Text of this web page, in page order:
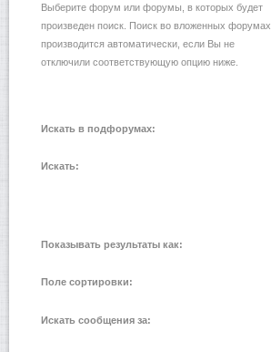
Выберите форум или форумы, в которых будет
произведен поиск. Поиск во вложенных форумах
производится автоматически, если Вы не
отключили соответствующую опцию ниже.
Искать в подфорумах:
Искать:
Показывать результаты как:
Поле сортировки:
Искать сообщения за: